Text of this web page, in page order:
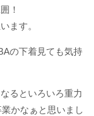
！
ます。
の下着見ても気持
るといろいろ重力
かなぁと思いまし